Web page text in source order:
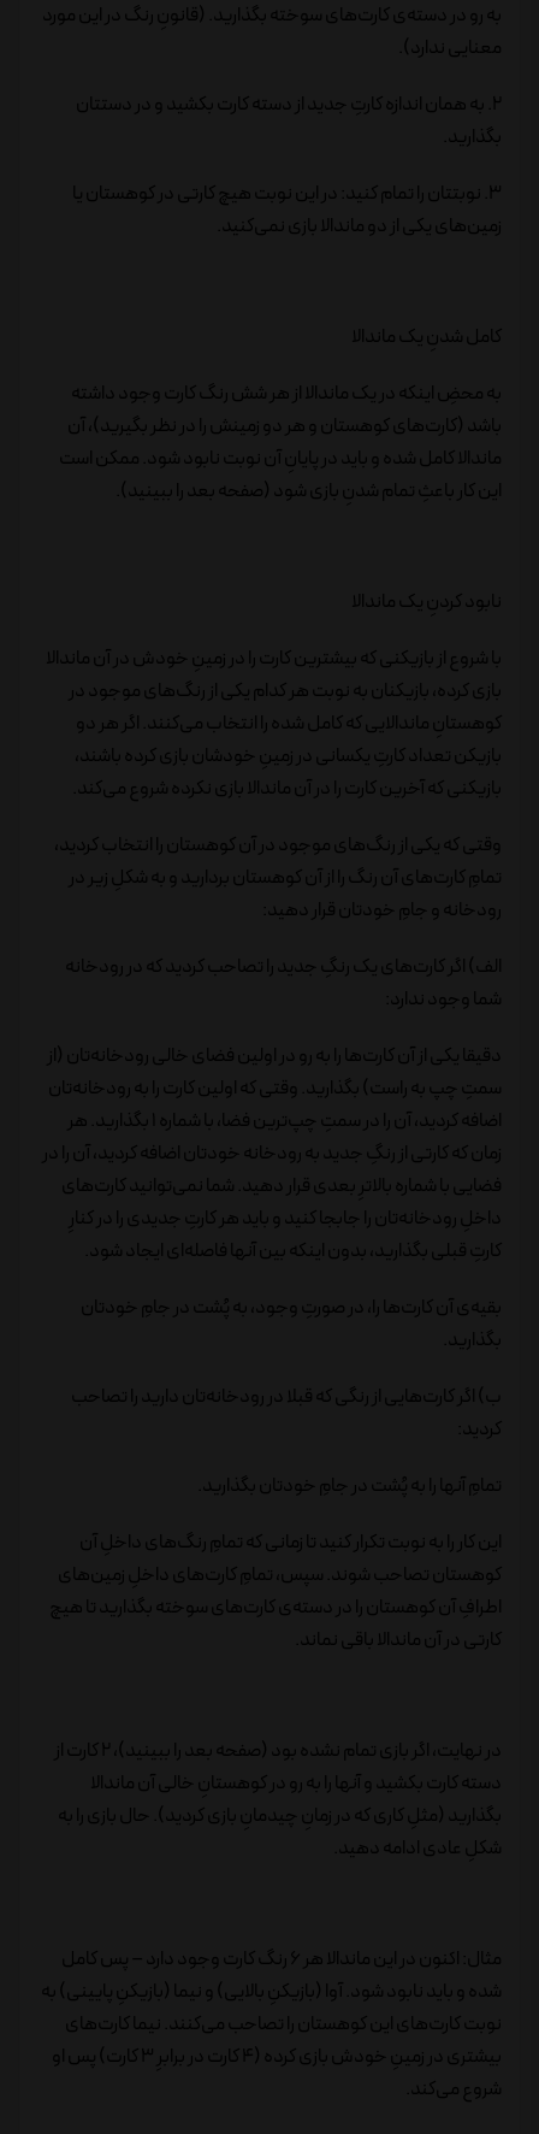
به رو در دسته‌ی کارت‌های سوخته بگذارید. (قانونِ رنگ در این مورد
معنایی ندارد).
2. به همان اندازه کارتِ جدید از دسته کارت بکشید و در دستتان
بگذارید.
3. نوبتتان را تمام کنید: در این نوبت هیچ کارتی در کوهستان یا
زمین‌های یکی از دو ماندالا بازی نمی‌کنید.
کامل شدنِ یک ماندالا
به محضِ اینکه در یک ماندالا از هر شش رنگ کارت وجود داشته
باشد (کارت‌های کوهستان و هر دو زمینش را در نظر بگیرید)، آن
ماندالا کامل شده و باید در پایانِ آن نوبت نابود شود. ممکن است
این کار باعثِ تمام شدنِ بازی شود (صفحه بعد را ببینید).
نابود کردنِ یک ماندالا
با شروع از بازیکنی که بیشترین کارت را در زمینِ خودش در آن ماندالا
بازی کرده، بازیکنان به نوبت هر کدام یکی از رنگ‌های موجود در
کوهستانِ ماندالایی که کامل شده را انتخاب می‌کنند. اگر هر دو
بازیکن تعداد کارتِ یکسانی در زمینِ خودشان بازی کرده باشند،
بازیکنی که آخرین کارت را در آن ماندالا بازی نکرده شروع می‌کند.
وقتی که یکی از رنگ‌های موجود در آن کوهستان را انتخاب کردید،
تمامِ کارت‌های آن رنگ را از آن کوهستان بردارید و به شکلِ زیر در
رودخانه و جامِ خودتان قرار دهید:
الف) اگر کارت‌های یک رنگِ جدید را تصاحب کردید که در رودخانه
شما وجود ندارد:
دقیقا یکی از آن کارت‌ها را به رو در اولین فضای خالی رودخانه‌تان (از
سمتِ چپ به راست) بگذارید. وقتی که اولین کارت را به رودخانه‌تان
اضافه کردید، آن را در سمتِ چپ‌ترین فضا، با شماره 1 بگذارید. هر
زمان که کارتی از رنگِ جدید به رودخانه خودتان اضافه کردید، آن را در
فضایی با شماره بالاترِ بعدی قرار دهید. شما نمی‌توانید کارت‌های
داخلِ رودخانه‌تان را جابجا کنید و باید هر کارتِ جدیدی را در کنارِ
کارتِ قبلی بگذارید، بدون اینکه بین آنها فاصله‌ای ایجاد شود.
بقیه‌ی آن کارت‌ها را، در صورتِ وجود، به پُشت در جامِ خودتان
بگذارید.
ب) اگر کارت‌هایی از رنگی که قبلا در رودخانه‌تان دارید را تصاحب
کردید:
تمامِ آنها را به پُشت در جامِ خودتان بگذارید.
این کار را به نوبت تکرار کنید تا زمانی که تمامِ رنگ‌های داخلِ آن
کوهستان تصاحب شوند. سپس، تمامِ کارت‌های داخلِ زمین‌های
اطرافِ آن کوهستان را در دسته‌ی کارت‌های سوخته بگذارید تا هیچ
کارتی در آن ماندالا باقی نماند.
در نهایت، اگر بازی تمام نشده بود (صفحه بعد را ببینید)، 2 کارت از
دسته کارت بکشید و آنها را به رو در کوهستانِ خالی آن ماندالا
بگذارید (مثلِ کاری که در زمانِ چیدمانِ بازی کردید). حال بازی را به
شکلِ عادی ادامه دهید.
مثال: اکنون در این ماندالا هر 6 رنگ کارت وجود دارد – پس کامل
شده و باید نابود شود. آوا (بازیکنِ بالایی) و نیما (بازیکنِ پایینی) به
نوبت کارت‌های این کوهستان را تصاحب می‌کنند. نیما کارت‌های
بیشتری در زمینِ خودش بازی کرده (4 کارت در برابرِ 3 کارت) پس او
شروع می‌کند.